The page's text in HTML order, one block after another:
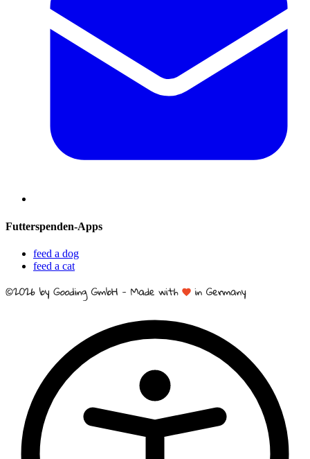
Futterspenden-Apps
feed a dog
feed a cat